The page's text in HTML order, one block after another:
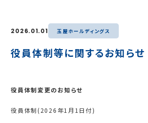
2026.01.01 玉屋ホールディングス
役員体制等に関するお知らせ
役員体制変更のお知らせ
役員体制(2026年1月1日付)